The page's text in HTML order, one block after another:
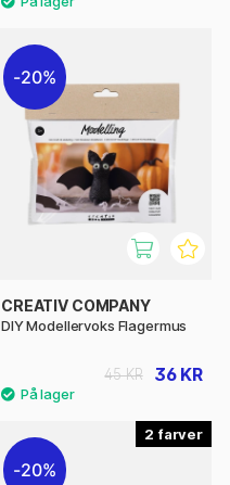
20%
CREATIV COMPANY
DIY Modellervoks Flagermus
36 KR
45 KR
2
20%